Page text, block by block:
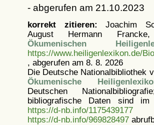
- abgerufen am 21.10.2023
korrekt zitieren: Joachim
August Hermann
Ökumenischen
https://www.heiligenlexikon.de/
, abgerufen am 8. 8. 2026
Die Deutsche Nationalbibliothek
Ökumenische
Deutschen
bibliografische Daten sind
https://d-nb.info/1175439177
https://d-nb.info/969828497